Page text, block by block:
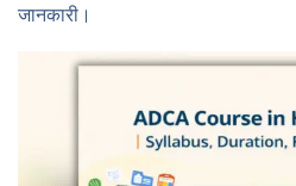
जानकारी।